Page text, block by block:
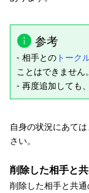
参考
- 相手との トーク
ことはできません。
- 再度追加しても
自身の状況にあて
さい。
削除した相手と
削除した相手と共